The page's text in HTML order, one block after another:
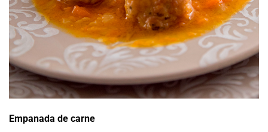
Empanada de carne